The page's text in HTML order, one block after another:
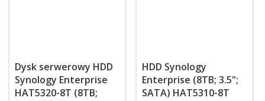
Dysk serwerowy HDD
Synology Enterprise
HAT5320-8T (8TB;
HDD Synology
Enterprise (8TB; 3.5";
SATA) HAT5310-8T